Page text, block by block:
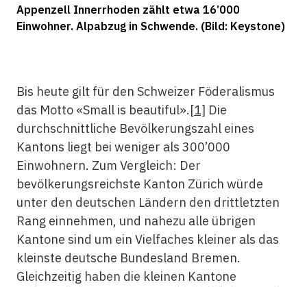
Appenzell Innerrhoden zählt etwa 16’000
Einwohner. Alpabzug in Schwende. (Bild: Keystone)
Bis heute gilt für den Schweizer Föderalismus
das Motto «Small is beautiful».[1] Die
durchschnittliche Bevölkerungszahl eines
Kantons liegt bei weniger als 300’000
Einwohnern. Zum Vergleich: Der
bevölkerungsreichste Kanton Zürich würde
unter den deutschen Ländern den drittletzten
Rang einnehmen, und nahezu alle übrigen
Kantone sind um ein Vielfaches kleiner als das
kleinste deutsche Bundesland Bremen.
Gleichzeitig haben die kleinen Kantone